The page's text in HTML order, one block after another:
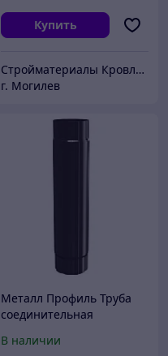
Купить
Стройматериалы Кровля Фасады Сайдинг
г. Могилев
Металл Профиль Труба
соединительная
0.5)
В наличии